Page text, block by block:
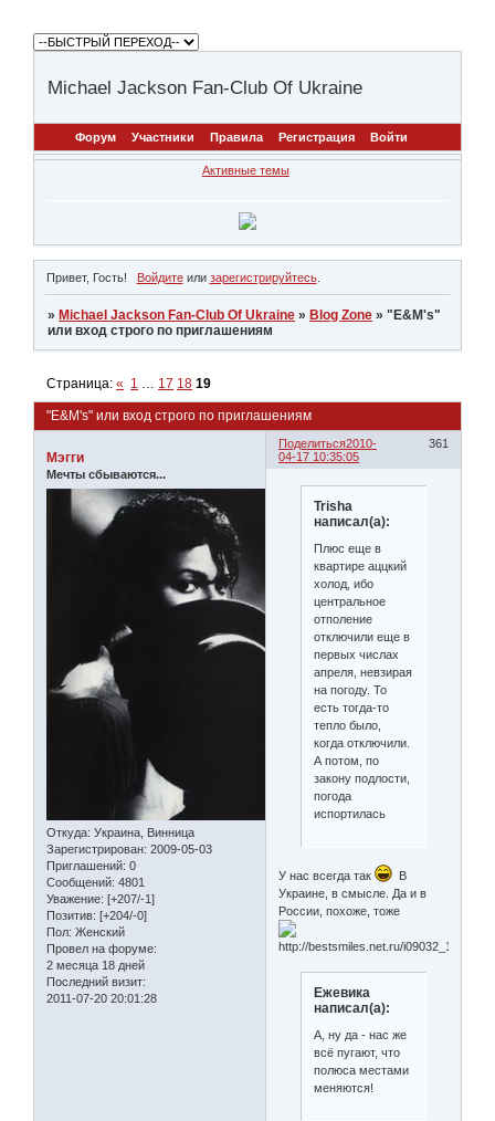
Michael Jackson Fan-Club Of Ukraine
Форум Участники Правила Регистрация Войти
Активные темы
Привет, Гость! Войдитеили зарегистрируйтесь.
» Michael Jackson Fan-Club Of Ukraine » Blog Zone »"Е&M's"
или вход строго по приглашениям
"Е&M's" или вход строго по приглашениям
Страница:« 1 … 17 18 19
Поделиться 361
2010-
04-17 10:35:05
Мэгги
Мечты сбываются...
Откуда: Украина, Винница
Зарегистрирован: 2009-05-03
Приглашений: 0
Сообщений: 4801
Уважение: [+207/-1]
Позитив: [+204/-0]
Пол: Женский
Провел на форуме:
2 месяца 18 дней
Последний визит:
2011-07-20 20:01:28
Trisha
написал(а):
Плюс еще в
квартире аццкий
холод, ибо
центральное
отполение
отключили еще в
первых числах
апреля, невзирая
на погоду. То
есть тогда-то
тепло было,
когда отключили.
А потом, по
закону подлости,
погода
испортилась
У нас всегда так
В
Украине, в смысле. Да и в
России, похоже, тоже
Ежевика
написал(а):
А, ну да - нас же
всё пугают, что
полюса местами
меняются!